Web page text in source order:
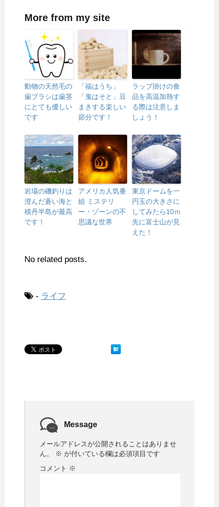
More from my site
動物の天然毛の
歯ブラシは歯茎
にとても優しい
です
「福はうち」
「鬼はそと」豆
まきする楽しい
節分です！
ラップ掛けの食
品を高温加熱す
る際は注意しま
しょう！
岩場の磯釣りは
澄んだ蒼い海と
積丹半島が最高
です！
アメリカ人気番
組 ミステリ
ー・ゾーンの不
思議な世界
東京ドームを一
円玉の大きさに
してみたら10ｍ
先に富士山が見
えた！
No related posts.
- ライフ
Message
メールアドレスが公開されることはありませ
ん。
※ が付いている欄は必須項目です
コメント ※